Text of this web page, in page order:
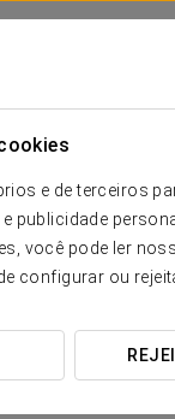
e de terceiros
publicidade
você pode ler
configurar ou